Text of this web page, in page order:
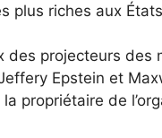
plus riches aux
des projecteurs
Epstein et
propriétaire de